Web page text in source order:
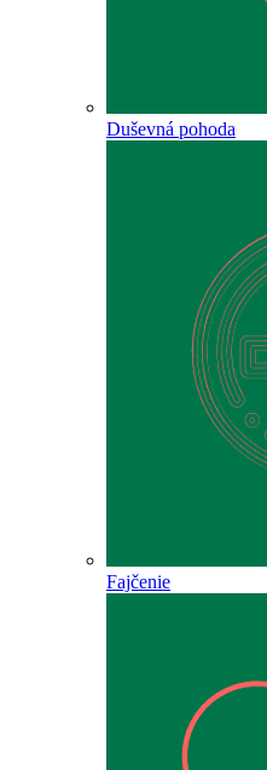
Duševná pohoda
Fajčenie